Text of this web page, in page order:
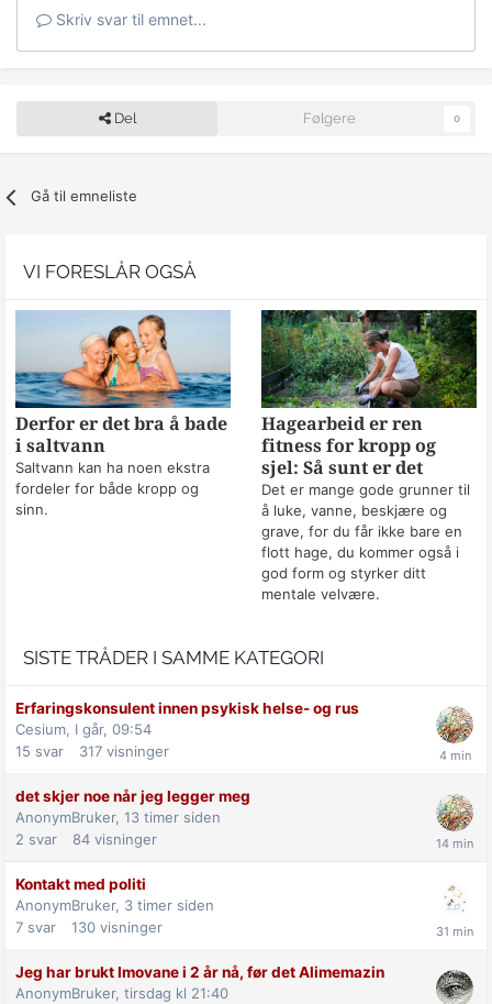
Skriv svar til emnet...
Del Følgere 0
Gå til emneliste
VI FORESLÅR OGSÅ
Derfor er det bra å bade
i saltvann
Saltvann kan ha noen ekstra
fordeler for både kropp og
sinn.
Hagearbeid er ren
fitness for kropp og
sjel: Så sunt er det
Det er mange gode grunner til
å luke, vanne, beskjære og
grave, for du får ikke bare en
flott hage, du kommer også i
god form og styrker ditt
mentale velvære.
SISTE TRÅDER I SAMME KATEGORI
Erfaringskonsulent innen psykisk helse- og rus
Cesium, I går, 09:54
15 svar 317 visninger
det skjer noe når jeg legger meg
AnonymBruker, 13 timer siden
2 svar 84 visninger
Kontakt med politi
AnonymBruker, 3 timer siden
7 svar 130 visninger
Jeg har brukt Imovane i 2 år nå, før det Alimemazin
AnonymBruker, tirsdag kl 21:40